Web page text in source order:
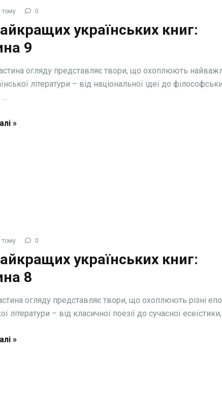
тому 0
українських книг:
9
огляду представляє твори, що охоплюють
літератури – від національної ідеї до
»
тому 0
українських книг:
8
огляду представляє твори, що охоплюють різні
літератури – від класичної поезії до сучасної есеїстики,
»